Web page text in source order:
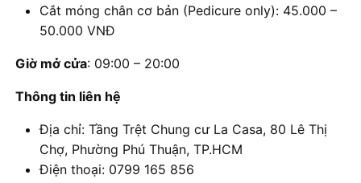
Cắt móng chân cơ bản (Pedicure only): 45.000 –
50.000 VNĐ
Giờ mở cửa: 09:00 – 20:00
Thông tin liên hệ
Địa chỉ: Tầng Trệt Chung cư La Casa, 80 Lê Thị
Chợ, Phường Phú Thuận, TP.HCM
Điện thoại: 0799 165 856